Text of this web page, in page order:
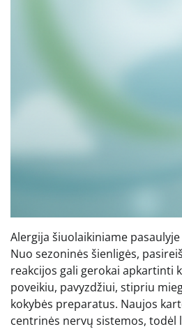
Alergija šiuolaikiniame
Nuo sezoninės šienligės,
reakcijos gali gerokai apkartinti
poveikiu, pavyzdžiui, stipriu
kokybės preparatus. Naujos
centrinės nervų sistemos, todėl